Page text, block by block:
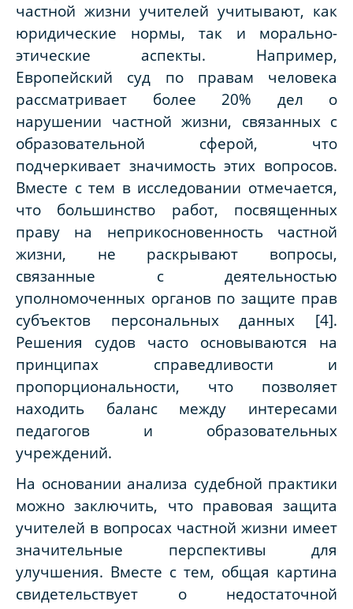
частной жизни учителей учитывают, как
юридические нормы, так и морально-
этические аспекты. Например,
Европейский суд по правам человека
рассматривает более 20% дел о
нарушении частной жизни, связанных с
образовательной сферой, что
подчеркивает значимость этих вопросов.
Вместе с тем в исследовании отмечается,
что большинство работ, посвященных
праву на неприкосновенность частной
жизни, не раскрывают вопросы,
связанные с деятельностью
уполномоченных органов по защите прав
субъектов персональных данных [4].
Решения судов часто основываются на
принципах справедливости и
пропорциональности, что позволяет
находить баланс между интересами
педагогов и образовательных
учреждений.
На основании анализа судебной практики
можно заключить, что правовая защита
учителей в вопросах частной жизни имеет
значительные перспективы для
улучшения. Вместе с тем, общая картина
свидетельствует о недостаточной